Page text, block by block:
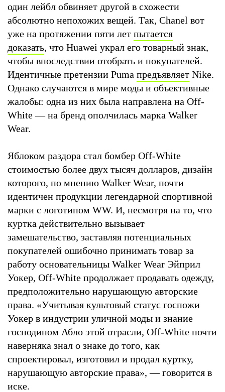
один лейбл обвиняет другой в схожести
абсолютно непохожих вещей. Так, Chanel вот
уже на протяжении пяти лет пытается
доказать, что Huawei украл его товарный знак,
чтобы впоследствии отобрать и покупателей.
Идентичные претензии Puma предъявляет Nike.
Однако случаются в мире моды и объективные
жалобы: одна из них была направлена на Off-
White — на бренд ополчилась марка Walker
Wear.
Яблоком раздора стал бомбер Off-White
стоимостью более двух тысяч долларов, дизайн
которого, по мнению Walker Wear, почти
идентичен продукции легендарной спортивной
марки с логотипом WW. И, несмотря на то, что
куртка действительно вызывает
замешательство, заставляя потенциальных
покупателей ошибочно принимать товар за
работу основательницы Walker Wear Эйприл
Уокер, Off-White продолжает продавать одежду,
предположительно нарушающую авторские
права. «Учитывая культовый статус госпожи
Уокер в индустрии уличной моды и знание
господином Абло этой отрасли, Off-White почти
наверняка знал о знаке до того, как
спроектировал, изготовил и продал куртку,
нарушающую авторские права», — говорится в
иске.